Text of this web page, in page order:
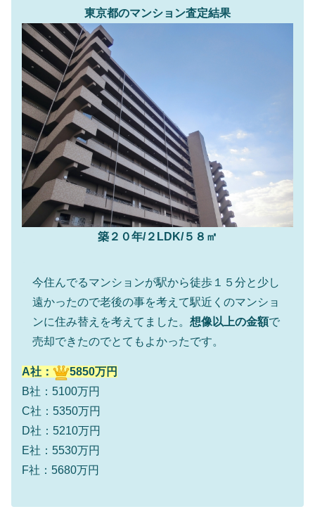
東京都のマンション査定結果
築２０年/２LDK/５８㎡
今住んでるマンションが駅から徒歩１５分と少し
遠かったので老後の事を考えて駅近くのマンショ
ンに住み替えを考えてました。 想像以上の金額で
売却できたのでとてもよかったです。
A社：
5850万円
B社：5100万円
C社：5350万円
D社：5210万円
E社：5530万円
F社：5680万円